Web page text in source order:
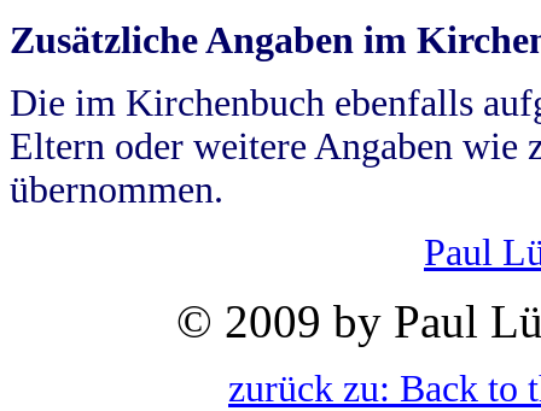
Zusätzliche Angaben im
Die im Kirchenbuch ebenfalls
Eltern oder weitere Angaben wie
übernommen.
Paul
© 2009 by Paul
zurück zu: Back to